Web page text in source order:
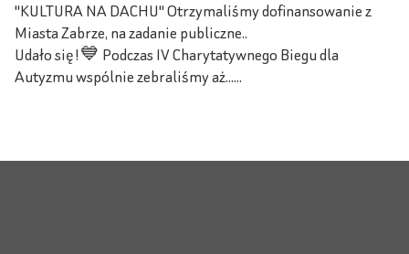
"KULTURA NA DACHU" Otrzymaliśmy dofinansowanie z
Miasta Zabrze, na zadanie publiczne..
Udało się!💙 Podczas IV Charytatywnego Biegu dla
Autyzmu wspólnie zebraliśmy aż......